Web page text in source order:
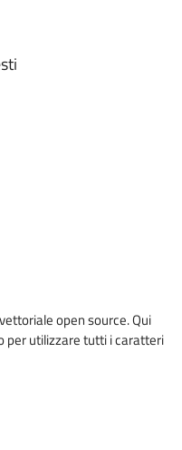
open source. Qui
per utilizzare tutti i caratteri